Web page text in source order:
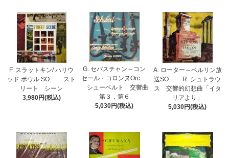
F. スラットキン/ ハリウ
ッド ボウル SO. スト
リート シーン
3,980円(税込)
G. セバスチャン～コン
セール・コロンヌOrc.
シューベルト 交響曲
第３，第６
5,030円(税込)
A. ローター～ベルリン放
送SO. R. シュトラウ
ス 交響的幻想曲「イタ
リアより」
5,030円(税込)